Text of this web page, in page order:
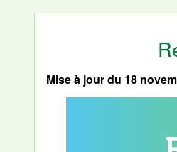
Mise à jour du 18